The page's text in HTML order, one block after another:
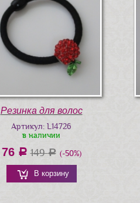
Резинка для волос
Артикул: L14726
в наличии
76 a 149a (-50%)
В корзину